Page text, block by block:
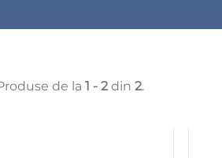
de la 1 - 2 din 2.